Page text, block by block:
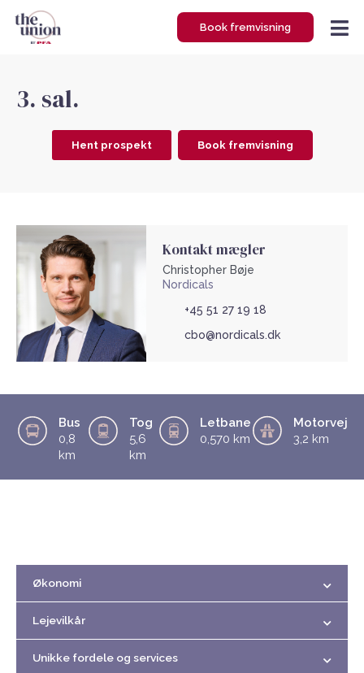
Book fremvisning
3. sal.
Hent prospekt Book fremvisning
Kontakt mægler
Christopher Bøje
Nordicals
+45 51 27 19 18
cbo@nordicals.dk
Bus
0,8
km
Tog
5,6
km
Letbane
0,570 km
Motorvej
3,2 km
Økonomi
Lejevilkår
Unikke fordele og services